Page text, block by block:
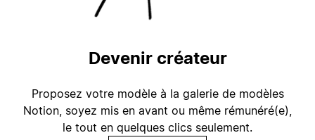
Devenir créateur
Proposez votre modèle à la galerie de modèles
Notion, soyez mis en avant ou même rémunéré(e),
le tout en quelques clics seulement.